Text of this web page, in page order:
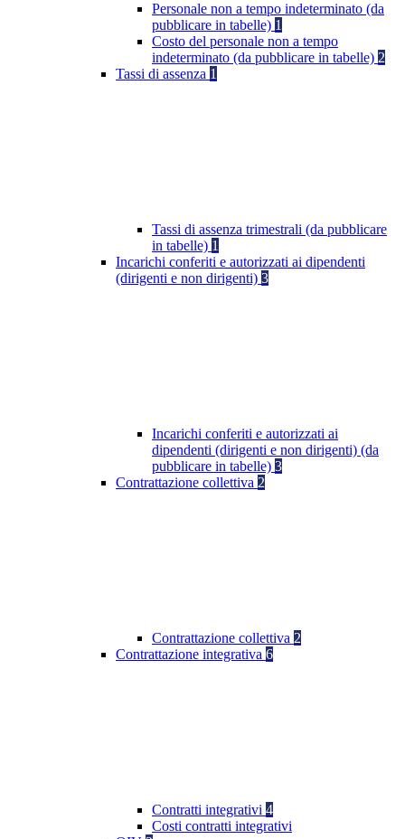
Personale non a tempo indeterminato (da
pubblicare in tabelle) 1
Costo del personale non a tempo
indeterminato (da pubblicare in tabelle) 2
Tassi di assenza 1
Tassi di assenza trimestrali (da pubblicare
in tabelle) 1
Incarichi conferiti e autorizzati ai dipendenti
(dirigenti e non dirigenti) 3
Incarichi conferiti e autorizzati ai
dipendenti (dirigenti e non dirigenti) (da
pubblicare in tabelle) 3
Contrattazione collettiva 2
Contrattazione collettiva 2
Contrattazione integrativa 6
Contratti integrativi 4
Costi contratti integrativi